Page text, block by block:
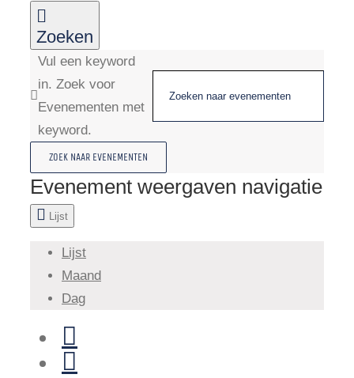
Zoeken
Vul een keyword
in. Zoek voor
Evenementen met
keyword.
ZOEK NAAR EVENEMENTEN
Evenement weergaven navigatie
Lijst
Lijst
Maand
Dag